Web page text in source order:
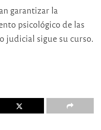
garantizar la
psicológico de las
judicial sigue su curso.